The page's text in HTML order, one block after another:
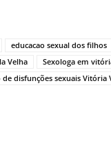
educacao sexual dos filhos
Velha Sexologa em
disfunções sexuais Vitória